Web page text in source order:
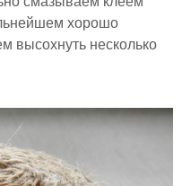
хорошо
высохнуть несколько